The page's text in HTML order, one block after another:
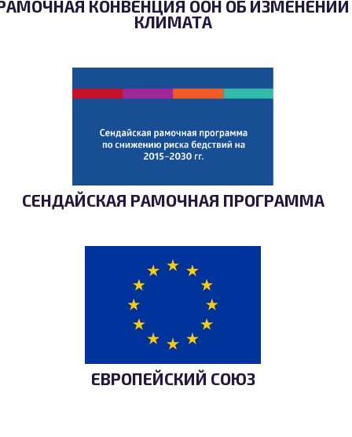
КОНВЕНЦИЯ ООН ОБ ИЗМЕНЕНИИ
КЛИМАТА
СЕНДАЙСКАЯ РАМОЧНАЯ ПРОГРАММА
ЕВРОПЕЙСКИЙ СОЮЗ